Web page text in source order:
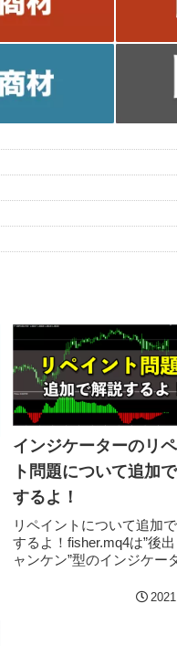
インジケーターのリ
ト問題について追加
するよ！
リペイントについて追加
するよ！fisher.mq4は”後
ャンケン”型のインジケー
ント問題とはなにか？知